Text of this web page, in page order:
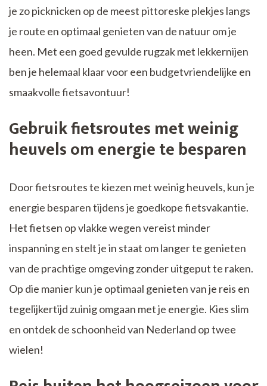
je zo picknicken op de meest pittoreske plekjes langs
je route en optimaal genieten van de natuur om je
heen. Met een goed gevulde rugzak met lekkernijen
ben je helemaal klaar voor een budgetvriendelijke en
smaakvolle fietsavontuur!
Gebruik fietsroutes met weinig
heuvels om energie te besparen
Door fietsroutes te kiezen met weinig heuvels, kun je
energie besparen tijdens je goedkope fietsvakantie.
Het fietsen op vlakke wegen vereist minder
inspanning en stelt je in staat om langer te genieten
van de prachtige omgeving zonder uitgeput te raken.
Op die manier kun je optimaal genieten van je reis en
tegelijkertijd zuinig omgaan met je energie. Kies slim
en ontdek de schoonheid van Nederland op twee
wielen!